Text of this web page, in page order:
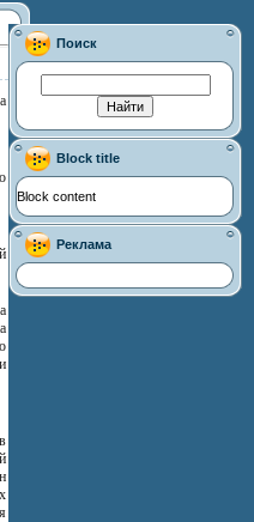
Поиск
Block title
Block content
Реклама